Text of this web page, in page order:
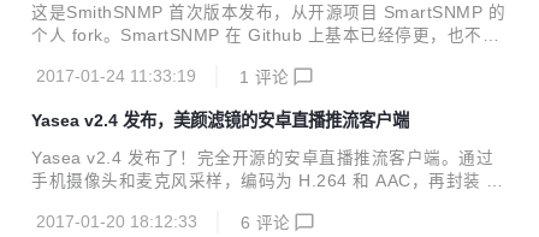
es，几乎平均一天一个。不但收获良好口碑，还发现了很多意
想不到的使用场景： 手机直播，这是最通用的，主要是秀场
好吧，也许只是屏幕大...
这是SmithSNMP 首次版本发布，从开源项目 SmartSNMP 的
个人 fork。SmartSNMP 在 Github 上基本已经停更，也不接
我个人独立维护 SmithSNMP 项目，具备工业级别的监控应
D，不支持 Windows。顺便说一下，SmartSNMP 已经被纳入
OpenWRT 的官方开发包。 特别说明一下，SNMP 是个古老
的协议，主要用于工业监控领域，zabbix 和 nagios 都集成了
2017-01-24 11:33:19 1 评论
Yasea v2.4 发布，美颜滤镜的安卓直播推流客户端
Yasea v2.4 发布了！完全开源的安卓直播推流客户端。通过
手机摄像头和麦克风采样，编码为 H.264 和 AAC，再封装 FL
时美颜磨皮。 目前主分支默认带美颜滤镜的。 做了简单内存
2017-01-20 18:12:33 6 评论